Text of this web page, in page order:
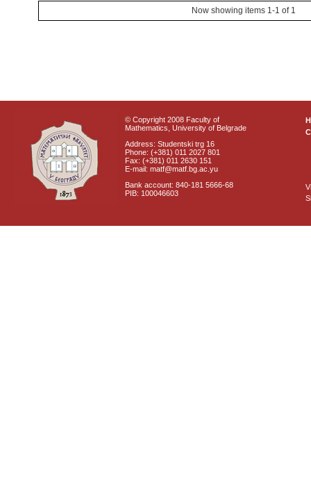
Now showing items 1-1 of 1
© Copyright 2008 Faculty of
Mathematics, University of Belgrade
Address: Studentski trg 16
Phone: (+381) 011 2027 801
Fax: (+381) 011 2630 151
E-mail: matf@matf.bg.ac.yu
Bank account: 840-181 5666-68
PIB: 100046603